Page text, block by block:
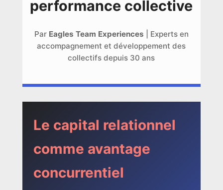
performance collective
Par Eagles Team Experiences | Experts en
accompagnement et développement des
collectifs depuis 30 ans
Le capital relationnel
comme avantage
concurrentiel